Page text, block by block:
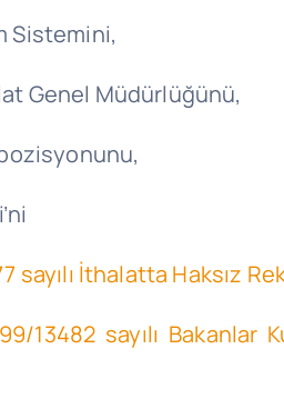
Sistemini,
Genel Müdürlüğünü,
sayılı İthalatta Haksız
13482 sayılı Bakanlar